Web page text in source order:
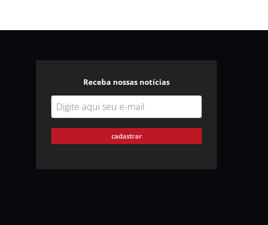
Receba nossas notícias
cadastrar